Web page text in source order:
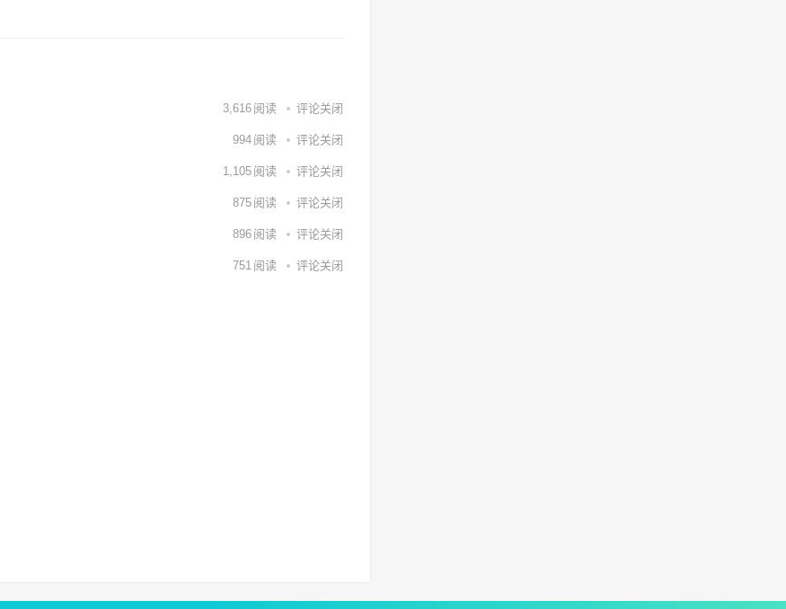
3,616 阅读 评论关闭
994 阅读 评论关闭
1,105 阅读 评论关闭
875 阅读 评论关闭
896 阅读 评论关闭
751 阅读 评论关闭